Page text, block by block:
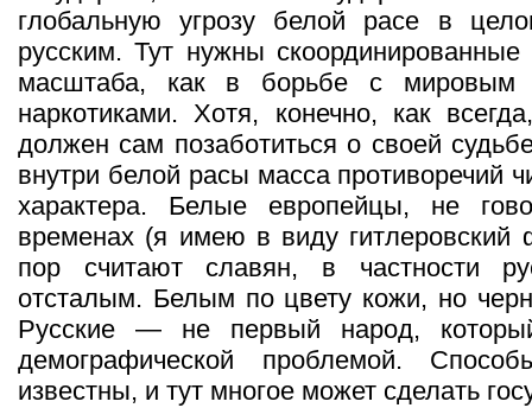
глобальную угрозу белой расе в
русским. Тут нужны
масштаба, как в борьбе с мировым
наркотиками. Хотя, конечно, как
должен сам позаботиться о своей
внутри белой расы масса противоречий
характера. Белые европейцы, не
временах (я имею в виду
пор считают славян, в частности
отсталым. Белым по цвету кожи, но
Русские — не первый народ,
демографической проблемой.
известны, и тут многое может сделать